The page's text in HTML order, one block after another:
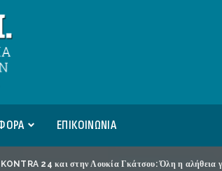
ΕΠΙΚΟΙΝΩΝΊΑ
στην Λουκία Γκάτσου: Όλη η αλήθεια για τα